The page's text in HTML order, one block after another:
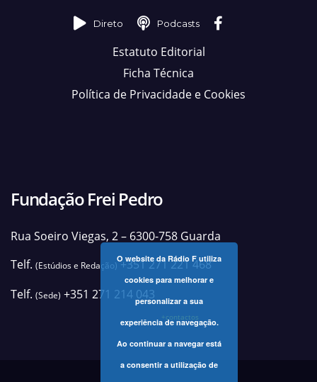
Direto Podcasts
Estatuto Editorial
Ficha Técnica
Política de Privacidade e Cookies
Fundação Frei Pedro
Rua Soeiro Viegas, 2 – 6300-758 Guarda
Telf. (Estúdios e Redação)+351 271 221 468
Telf. (Sede) +351 271 214 043
+contactos
O website da Rádio F utiliza
cookies para melhorar e
personalizar a sua
experiência de navegação.
Ao continuar a navegar está
a consentir a utilização de